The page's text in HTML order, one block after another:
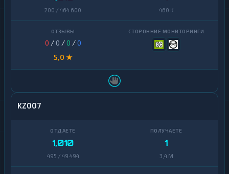
200 / 464 600 460 K
0 / 0 /0 /0
5,0 ★
KZ007
1,010
495 / 49 494
1
3,4 M